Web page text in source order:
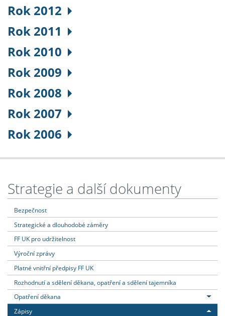
Rok 2012
Rok 2011
Rok 2010
Rok 2009
Rok 2008
Rok 2007
Rok 2006
Strategie a další dokumenty
Bezpečnost
Strategické a dlouhodobé záměry
FF UK pro udržitelnost
Výroční zprávy
Platné vnitřní předpisy FF UK
Rozhodnutí a sdělení děkana, opatření a sdělení tajemníka
Opatření děkana
Zápisy